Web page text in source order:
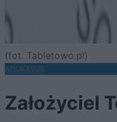
(fot. Tabletowo.pl)
APLIKACJE
Założyciel